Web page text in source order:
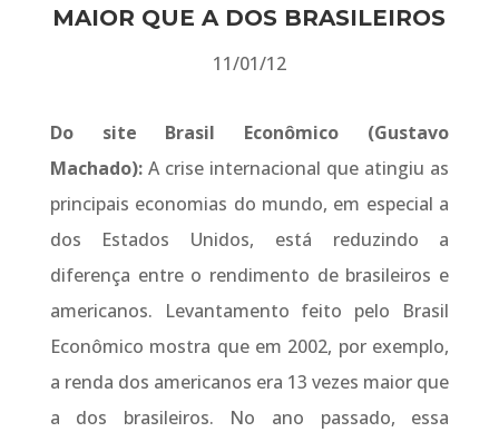
MAIOR QUE A DOS BRASILEIROS
11/01/12
Do site Brasil Econômico (Gustavo
Machado):A crise internacional que atingiu as
principais economias do mundo, em especial a
dos Estados Unidos, está reduzindo a
diferença entre o rendimento de brasileiros e
americanos. Levantamento feito pelo Brasil
Econômico mostra que em 2002, por exemplo,
a renda dos americanos era 13 vezes maior que
a dos brasileiros. No ano passado, essa